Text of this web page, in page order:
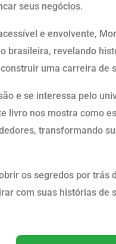
seus negócios.
e envolvente,
brasileira, revelando
uma carreira de
e se interessa pelo
livro nos mostra como
transformando
os segredos por trás
com suas histórias de